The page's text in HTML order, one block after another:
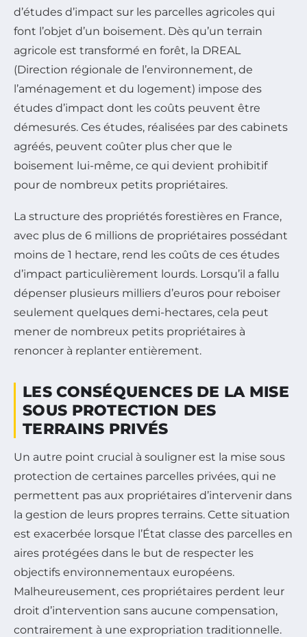
d’études d’impact sur les parcelles agricoles qui
font l’objet d’un boisement. Dès qu’un terrain
agricole est transformé en forêt, la DREAL
(Direction régionale de l’environnement, de
l’aménagement et du logement) impose des
études d’impact dont les coûts peuvent être
démesurés. Ces études, réalisées par des cabinets
agréés, peuvent coûter plus cher que le
boisement lui-même, ce qui devient prohibitif
pour de nombreux petits propriétaires.
La structure des propriétés forestières en France,
avec plus de 6 millions de propriétaires possédant
moins de 1 hectare, rend les coûts de ces études
d’impact particulièrement lourds. Lorsqu’il a fallu
dépenser plusieurs milliers d’euros pour reboiser
seulement quelques demi-hectares, cela peut
mener de nombreux petits propriétaires à
renoncer à replanter entièrement.
LES CONSÉQUENCES DE LA MISE
SOUS PROTECTION DES
TERRAINS PRIVÉS
Un autre point crucial à souligner est la mise sous
protection de certaines parcelles privées, qui ne
permettent pas aux propriétaires d’intervenir dans
la gestion de leurs propres terrains. Cette situation
est exacerbée lorsque l’État classe des parcelles en
aires protégées dans le but de respecter les
objectifs environnementaux européens.
Malheureusement, ces propriétaires perdent leur
droit d’intervention sans aucune compensation,
contrairement à une expropriation traditionnelle.